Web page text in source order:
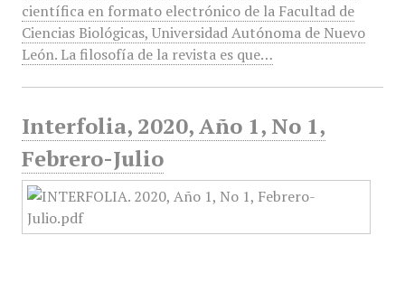
científica en formato electrónico de la Facultad de
Ciencias Biológicas, Universidad Autónoma de Nuevo
León. La filosofía de la revista es que…
Interfolia, 2020, Año 1, No 1,
Febrero-Julio